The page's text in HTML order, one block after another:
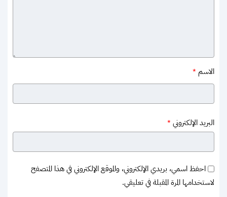
الاسم *
البريد الإلكتروني *
احفظ اسمي، بريدي الإلكتروني، والموقع الإلكتروني في هذا المتصفح
لاستخدامها المرة المقبلة في تعليقي.